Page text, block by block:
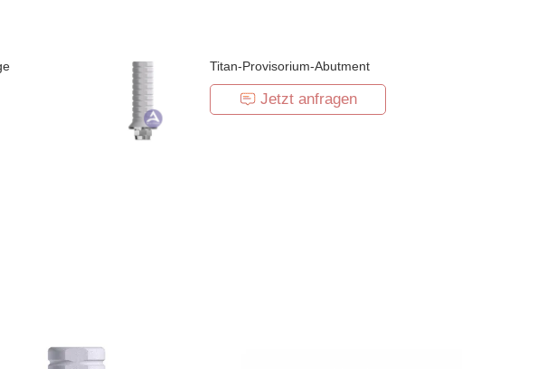
Titan-Provisorium-Abutment
Jetzt anfragen